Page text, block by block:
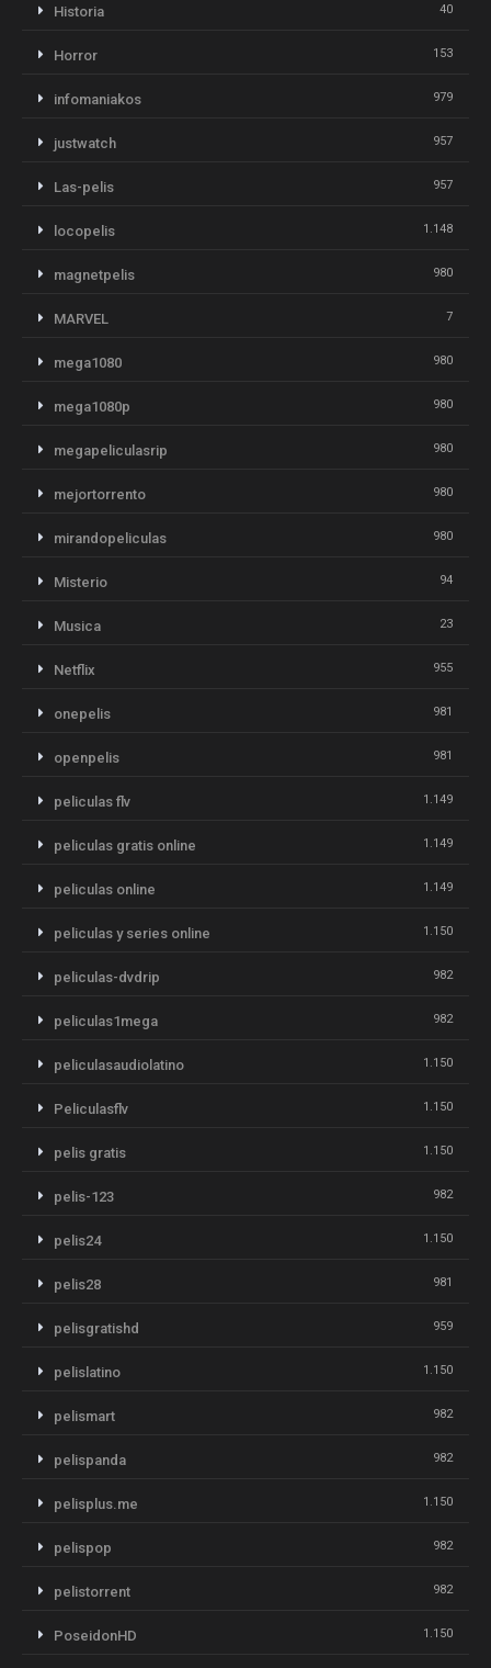
Historia 40
Horror 153
infomaniakos 979
justwatch 957
Las-pelis 957
locopelis 1.148
magnetpelis 980
MARVEL 7
mega1080 980
mega1080p 980
megapeliculasrip 980
mejortorrento 980
mirandopeliculas 980
Misterio 94
Musica 23
Netflix 955
onepelis 981
openpelis 981
peliculas flv 1.149
peliculas gratis online 1.149
peliculas online 1.149
peliculas y series online 1.150
peliculas-dvdrip 982
peliculas1mega 982
peliculasaudiolatino 1.150
Peliculasflv 1.150
pelis gratis 1.150
pelis-123 982
pelis24 1.150
pelis28 981
pelisgratishd 959
pelislatino 1.150
pelismart 982
pelispanda 982
pelisplus.me 1.150
pelispop 982
pelistorrent 982
PoseidonHD 1.150